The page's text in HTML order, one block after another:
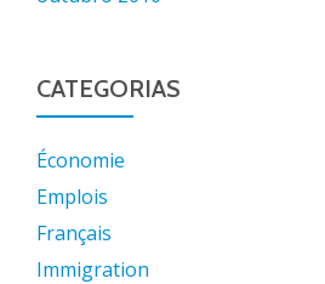
CATEGORIAS
Économie
Emplois
Français
Immigration